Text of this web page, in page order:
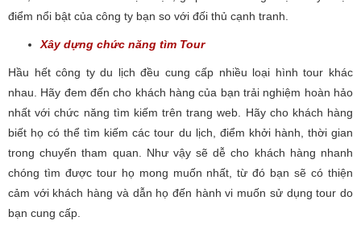
điểm nổi bật của công ty bạn so với đối thủ cạnh tranh.
Xây dựng chức năng tìm Tour
Hầu hết công ty du lịch đều cung cấp nhiều loại hình tour khác
nhau. Hãy đem đến cho khách hàng của bạn trải nghiệm hoàn hảo
nhất với chức năng tìm kiếm trên trang web. Hãy cho khách hàng
biết họ có thể tìm kiếm các tour du lịch, điểm khởi hành, thời gian
trong chuyến tham quan. Như vậy sẽ dễ cho khách hàng nhanh
chóng tìm được tour họ mong muốn nhất, từ đó bạn sẽ có thiện
cảm với khách hàng và dẫn họ đến hành vi muốn sử dụng tour do
bạn cung cấp.